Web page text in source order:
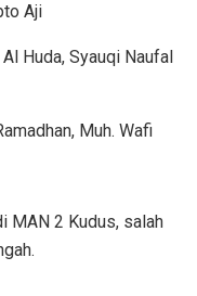
Aji
Huda, Syauqi Naufal
Muh. Wafi
MAN 2 Kudus, salah